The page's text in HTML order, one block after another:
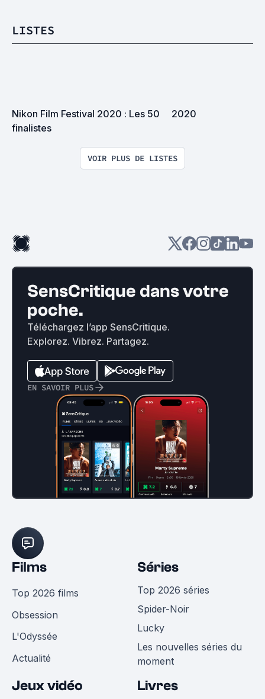
LISTES
Nikon Film Festival 2020 : Les 50
finalistes
2020
VOIR PLUS DE LISTES
SensCritique dans votre
poche.
Téléchargez l’app SensCritique.
Explorez. Vibrez. Partagez.
EN SAVOIR PLUS
Films
Top 2026 films
Obsession
L'Odyssée
Actualité
Séries
Top 2026 séries
Spider-Noir
Lucky
Les nouvelles séries du
moment
Jeux vidéo Livres